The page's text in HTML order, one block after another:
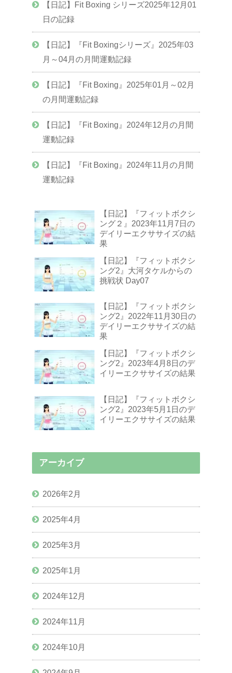
【日記】Fit Boxing シリーズ2025年12月01
日の記録
【日記】『Fit Boxingシリーズ』2025年03
月～04月の月間運動記録
【日記】『Fit Boxing』2025年01月～02月
の月間運動記録
【日記】『Fit Boxing』2024年12月の月間
運動記録
【日記】『Fit Boxing』2024年11月の月間
運動記録
【日記】『フィットボクシ
ング２』2023年11月7日の
デイリーエクササイズの結
果
【日記】『フィットボクシ
ング2』大河タケルからの
挑戦状 Day07
【日記】『フィットボクシ
ング2』2022年11月30日の
デイリーエクササイズの結
果
【日記】『フィットボクシ
ング2』2023年4月8日のデ
イリーエクササイズの結果
【日記】『フィットボクシ
ング2』2023年5月1日のデ
イリーエクササイズの結果
アーカイブ
2026年2月
2025年4月
2025年3月
2025年1月
2024年12月
2024年11月
2024年10月